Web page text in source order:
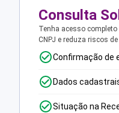
Consulta
Tenha acesso
CNPJ e reduza riscos
Confirmação de
Dados
Situação na